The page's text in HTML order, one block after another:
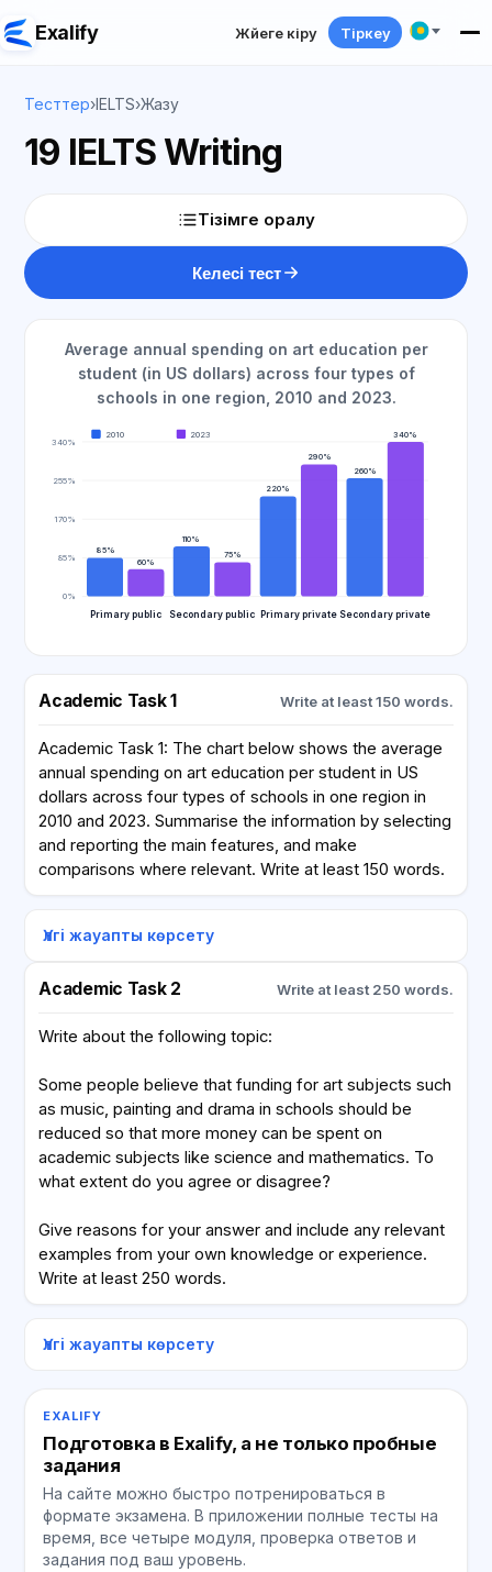
Exalify Жүйеге кіру Тіркеу
Тесттер›IELTS›Жазу
19 IELTS Writing
Тізімге оралу
Келесі тест
Average annual spending on art education per
student (in US dollars) across four types of
schools in one region, 2010 and 2023.
340%
255%
170%
85%
0%
85%
60%
Primary public
110%
75%
Secondary public
220%
290%
Primary private
260%
340%
Secondary private
2010 2023
Academic Task 1 Write at least 150 words.
Academic Task 1: The chart below shows the average
annual spending on art education per student in US
dollars across four types of schools in one region in
2010 and 2023. Summarise the information by selecting
and reporting the main features, and make
comparisons where relevant. Write at least 150 words.
Үлгі жауапты көрсету
Academic Task 2 Write at least 250 words.
Write about the following topic:
Some people believe that funding for art subjects such
as music, painting and drama in schools should be
reduced so that more money can be spent on
academic subjects like science and mathematics. To
what extent do you agree or disagree?
Give reasons for your answer and include any relevant
examples from your own knowledge or experience.
Write at least 250 words.
Үлгі жауапты көрсету
EXALIFY
Подготовка в Exalify, а не только пробные
задания
На сайте можно быстро потренироваться в
формате экзамена. В приложении полные тесты на
время, все четыре модуля, проверка ответов и
задания под ваш уровень.